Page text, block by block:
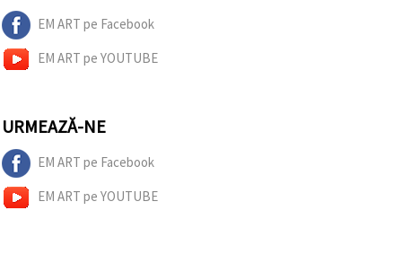
EM ART pe Facebook
EM ART pe YOUTUBE
URMEAZĂ-NE
EM ART pe Facebook
EM ART pe YOUTUBE